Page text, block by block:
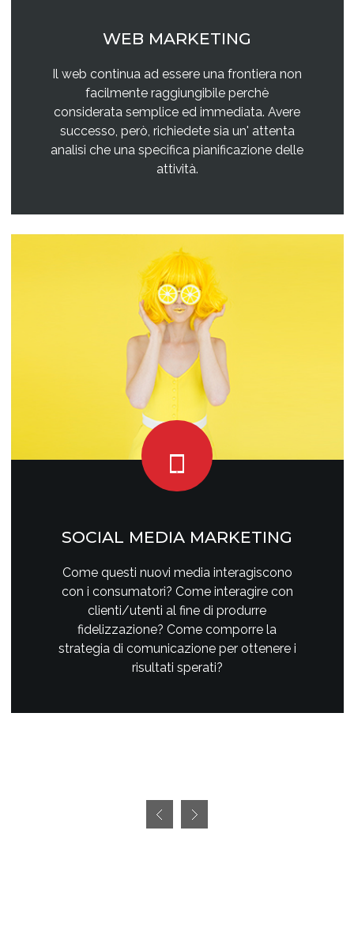
WEB MARKETING
Il web continua ad essere una frontiera non
facilmente raggiungibile perchè
considerata semplice ed immediata. Avere
successo, però, richiedete sia un' attenta
analisi che una specifica pianificazione delle
attività.
SOCIAL MEDIA MARKETING
Come questi nuovi media interagiscono
con i consumatori? Come interagire con
clienti/utenti al fine di produrre
fidelizzazione? Come comporre la
strategia di comunicazione per ottenere i
risultati sperati?